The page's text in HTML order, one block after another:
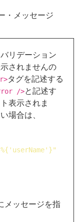
・メッセージ
リデーション
されませんの
タグを記述する
/>と記述す
表示されま
場合は、
メッセージを指